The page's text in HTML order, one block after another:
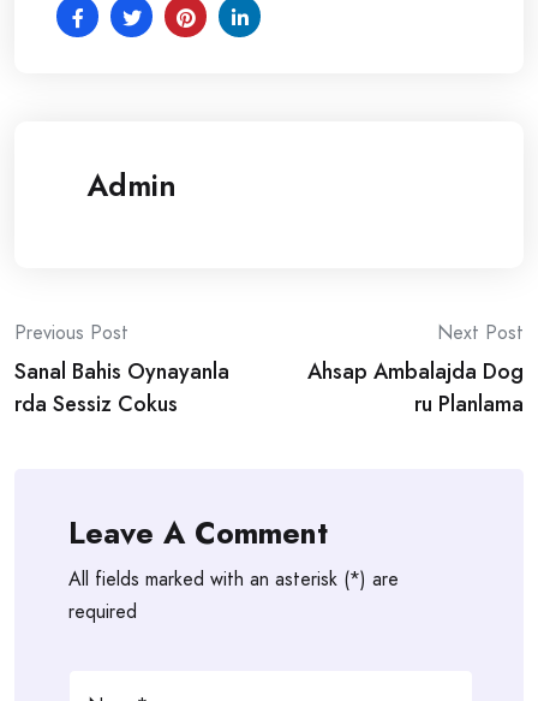
Admin
Post
navigation
Previous Post
Sanal Bahis Oynayanla
rda Sessiz Cokus
Next Post
Ahsap Ambalajda Dog
ru Planlama
Leave A Comment
All fields marked with an asterisk (*) are
required